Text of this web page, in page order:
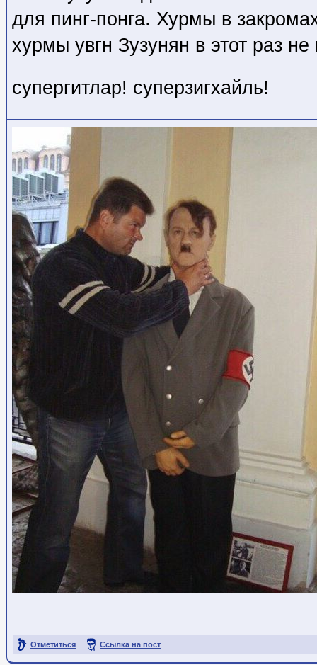
для пинг-понга. Хурмы в
хурмы увгн Зузунян в этот раз не
супергитлар! суперзигхайль!
Отметиться Ссылка на пост